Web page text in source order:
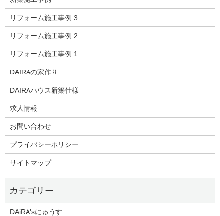
リフォーム施工事例 3
リフォーム施工事例 2
リフォーム施工事例 1
DAIRAの家作り
DAIRAハウス新築仕様
求人情報
お問い合わせ
プライバシーポリシー
サイトマップ
DAiRA'sにゅうす